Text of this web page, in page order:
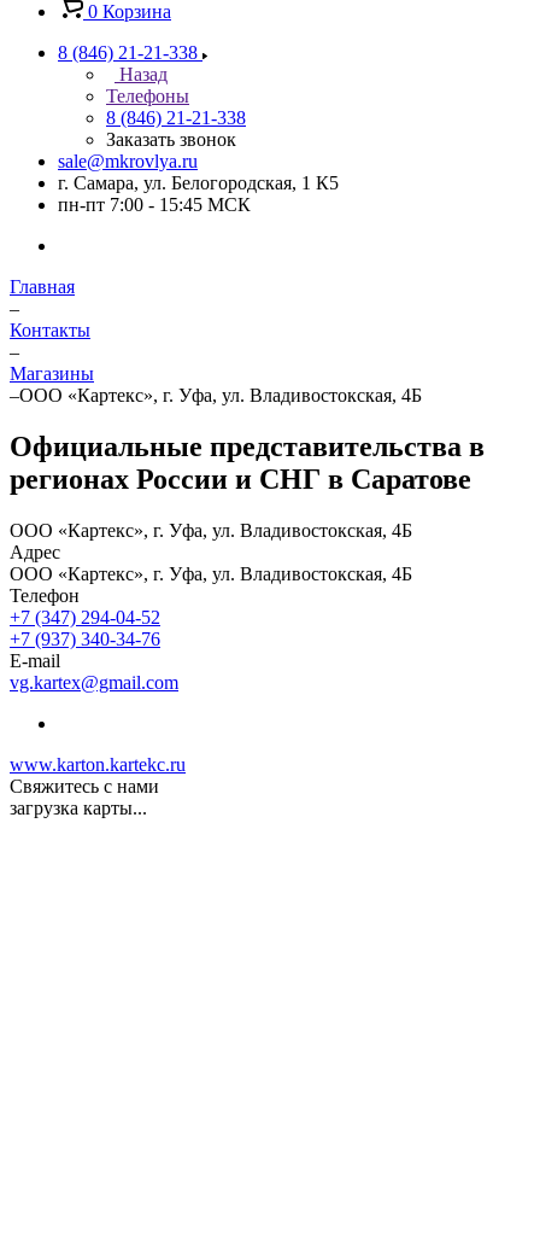
0 Корзина
8 (846) 21-21-338
Назад
Телефоны
8 (846) 21-21-338
Заказать звонок
sale@mkrovlya.ru
г. Самара, ул. Белогородская, 1 К5
пн-пт 7:00 - 15:45 МСК
Главная
–
Контакты
–
Магазины
–ООО «Картекс», г. Уфа, ул. Владивостокская, 4Б
Официальные представительства в
регионах России и СНГ в Саратове
ООО «Картекс», г. Уфа, ул. Владивостокская, 4Б
Адрес
ООО «Картекс», г. Уфа, ул. Владивостокская, 4Б
Телефон
+7 (347) 294-04-52
+7 (937) 340-34-76
E-mail
vg.kartex@gmail.com
www.karton.kartekc.ru
Свяжитесь с нами
загрузка карты...